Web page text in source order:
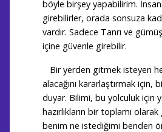
böyle birşey yapabilirim.
girebilirler, orada sonsuza
vardır. Sadece Tanrı ve
içine güvenle girebilir.
Bir yerden gitmek isteyen
alacağını kararlaştırmak için,
duyar. Bilimi, bu yolculuk için
hazırlıkların bir toplamı
benim ne istediğimi benden